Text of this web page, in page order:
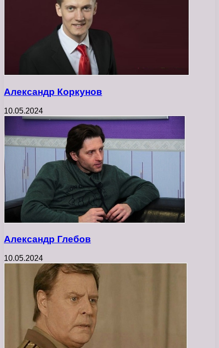
Александр Коркунов
10.05.2024
Александр Глебов
10.05.2024